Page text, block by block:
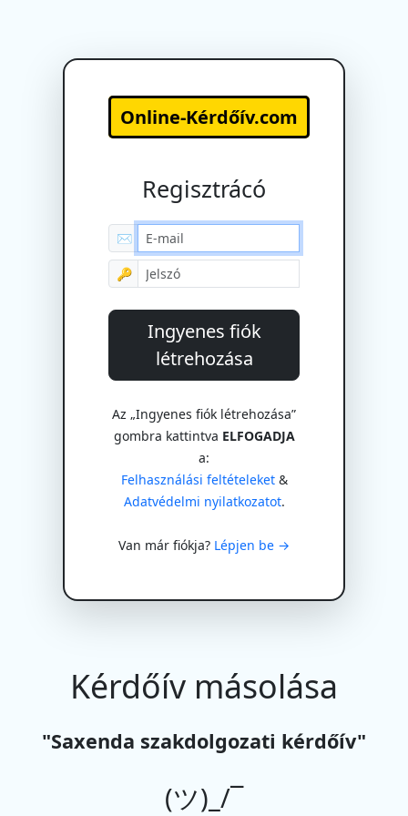
Online-Kérdőív.com
Regisztrácó
✉
🔑
Ingyenes fiók
létrehozása
Az „Ingyenes fiók létrehozása”
gombra kattintva ELFOGADJA
a:
Felhasználási feltételeket&
Adatvédelmi nyilatkozatot.
Van már fiókja? Lépjen be →
Kérdőív másolása
"Saxenda szakdolgozati kérdőív"
(ツ)_/¯